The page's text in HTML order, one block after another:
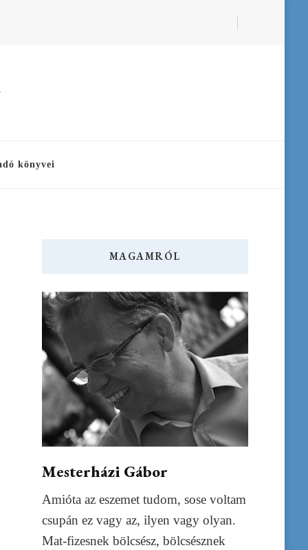
könyvei
MAGAMRÓL
Mesterházi Gábor
Amióta az eszemet tudom, sose voltam
csupán ez vagy az, ilyen vagy olyan.
Mat-fizesnek bölcsész, bölcsésznek